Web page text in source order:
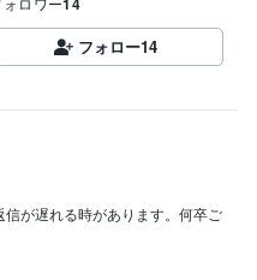
フォロー14
が遅れる時があります。何卒ご